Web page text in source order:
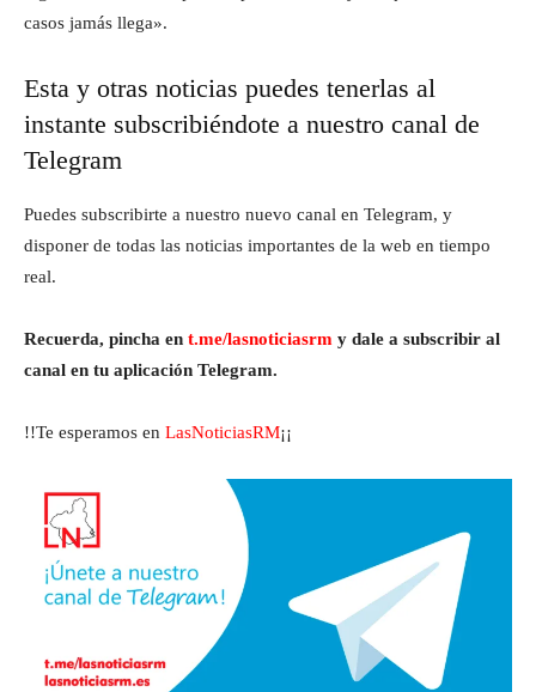
casos jamás llega».
Esta y otras noticias puedes tenerlas al
instante subscribiéndote a nuestro canal de
Telegram
Puedes subscribirte a nuestro nuevo canal en Telegram, y
disponer de todas las noticias importantes de la web en tiempo
real.
Recuerda, pincha en t.me/lasnoticiasrm y dale a subscribir al
canal en tu aplicación Telegram.
!!Te esperamos en LasNoticiasRM¡¡